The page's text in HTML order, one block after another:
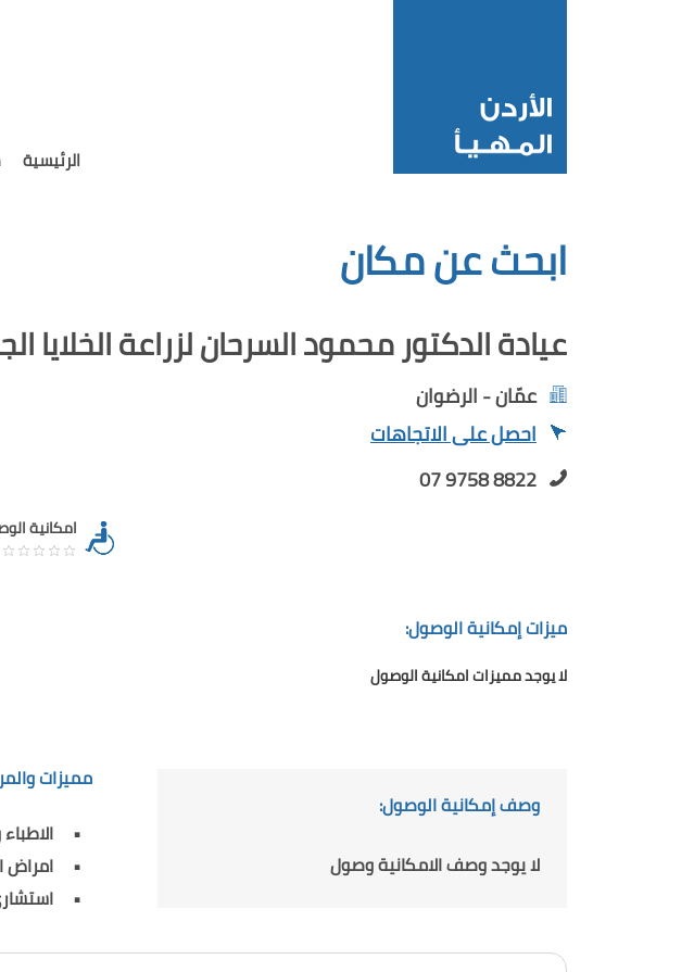
الرئيسية
ابحث عن مكان
عيادة الدكتور محمود السرحان لزراعة الخلايا
عمّان - الرضوان
احصل على الاتجاهات
07 9758 8822
امكانية
ميزات إمكانية الوصول:
لا يوجد مميزات امكانية الوصول
وصف إمكانية الوصول:
لا يوجد وصف الامكانية وصول
مميزات
امراض